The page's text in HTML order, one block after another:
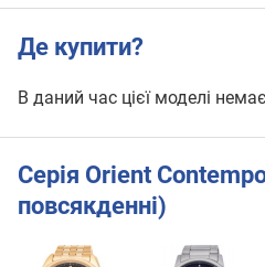
Де купити?
В даний час цієї моделі
Серія Orient
повсякденні)